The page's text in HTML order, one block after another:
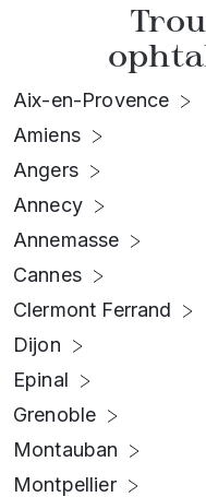
Aix-en-Provence
Amiens
Angers
Annecy
Annemasse
Cannes
Clermont Ferrand
Dijon
Epinal
Grenoble
Montauban
Montpellier